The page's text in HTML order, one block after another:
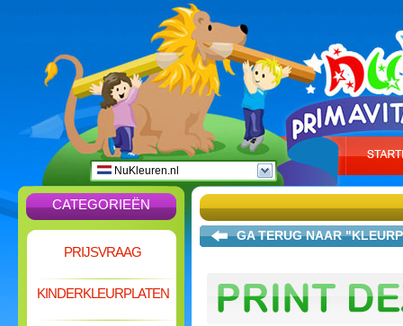
NuKleuren.nl
CATEGORIEËN
PRIJSVRAAG
KINDERKLEURPLATEN
GA TERUG NAAR